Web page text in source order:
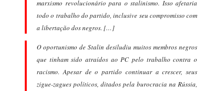
marxismo revolucionário para o stalinismo. Isso afetaria
todo o trabalho do partido, inclusive seu compromisso com
a libertação dos negros. […]
O oportunismo de Stalin desiludiu muitos membros negros
que tinham sido atraídos ao PC pelo trabalho contra o
racismo. Apesar de o partido continuar a crescer, seus
zigue-zagues políticos, ditados pela burocracia na Rússia,